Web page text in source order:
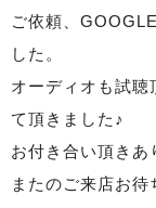
ご依頼、
した。
オーディオも試聴
て頂きました♪
お付き合い頂きあ
またのご来店お待